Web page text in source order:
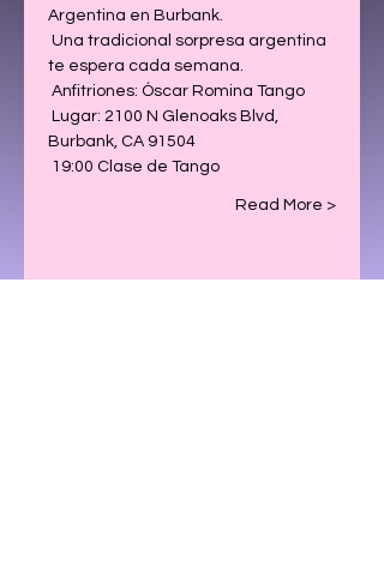
Argentina en Burbank.
te espera cada semana.
Anfitriones: Óscar Romina Tango
Burbank, CA 91504
19:00 Clase de Tango
Read More >